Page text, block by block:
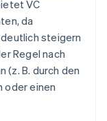
VC
da
steigern
Regel nach
(z. B. durch den
oder einen